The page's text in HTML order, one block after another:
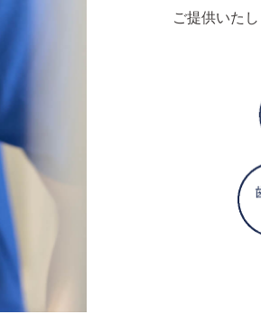
ご提供いた